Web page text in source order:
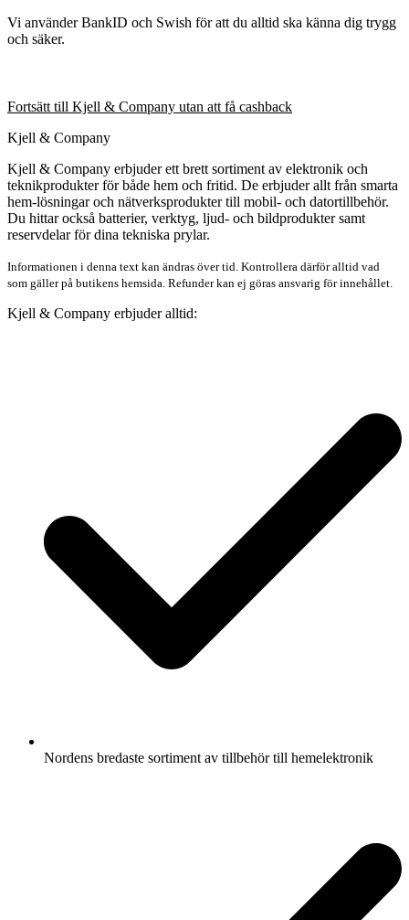
Vi använder BankID och Swish för att du alltid ska känna dig trygg
och säker.
Fortsätt till Kjell & Company utan att få cashback
Kjell & Company
Kjell & Company erbjuder ett brett sortiment av elektronik och
teknikprodukter för både hem och fritid. De erbjuder allt från smarta
hem-lösningar och nätverksprodukter till mobil- och datortillbehör.
Du hittar också batterier, verktyg, ljud- och bildprodukter samt
reservdelar för dina tekniska prylar.
Informationen i denna text kan ändras över tid. Kontrollera därför alltid vad
som gäller på butikens hemsida. Refunder kan ej göras ansvarig för innehållet.
Kjell & Company erbjuder alltid:
Nordens bredaste sortiment av tillbehör till hemelektronik